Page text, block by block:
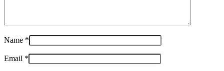
Name *
Email *